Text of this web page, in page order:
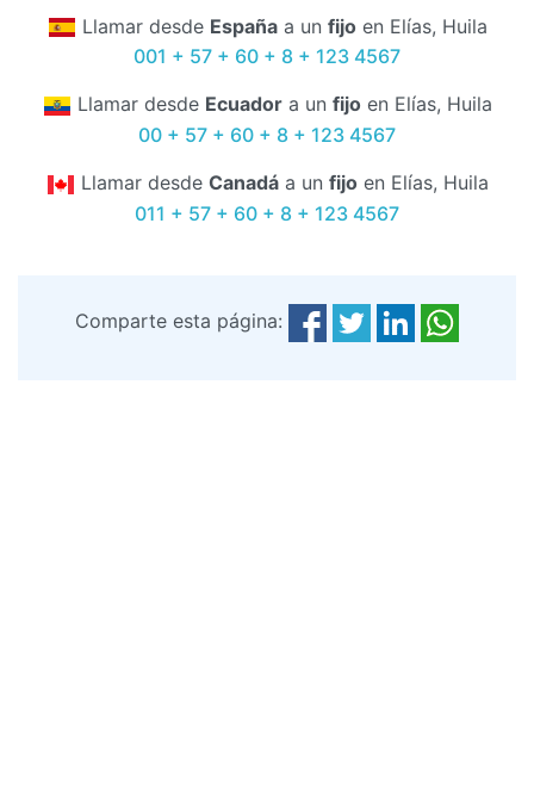
Llamar desde Españaa un fijoen Elías, Huila
001 + 57 + 60 + 8 + 123 4567
Llamar desde Ecuadora un fijoen Elías, Huila
00 + 57 + 60 + 8 + 123 4567
Llamar desde Canadáa un fijoen Elías, Huila
011 + 57 + 60 + 8 + 123 4567
Comparte esta página: